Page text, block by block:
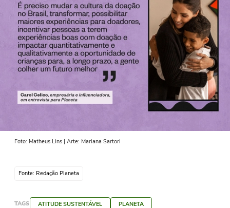
Foto: Matheus Lins | Arte: Mariana Sartori
Fonte: Redação Planeta
TAGS ATITUDE SUSTENTÁVEL PLANETA